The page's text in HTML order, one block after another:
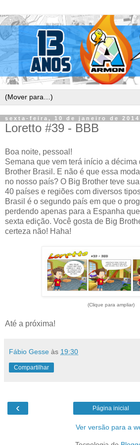
sexta-feira, 10 de janeiro de 2014
Loretto #39 - BBB
Boa noite, pessoal!
Semana que vem terá início a décima
Brother Brasil. E não é que essa
no nosso país? O Big Brother teve
40 países e regiões com diversos
Brasil é o segundo país em que o
perdendo apenas para a Espanha
sexta edição. Você gosta de Big
certeza não! Haha!
(Clique para ampliar)
Até a próxima!
Fábio Gesse às 19:30
Compartilhar
‹ Página inicial
Ver versão para a